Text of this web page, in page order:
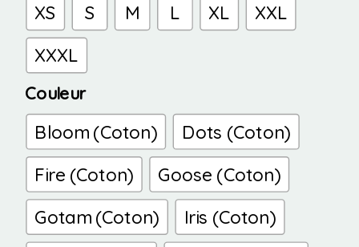
XS S M L XL
XXL
XXXL
Couleur
Bloom (Coton)
Dots (Coton)
Fire (Coton)
Goose (Coton)
Gotam (Coton)
Iris (Coton)